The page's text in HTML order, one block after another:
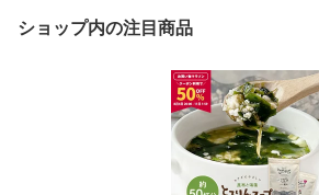
ショップ内の注目商品